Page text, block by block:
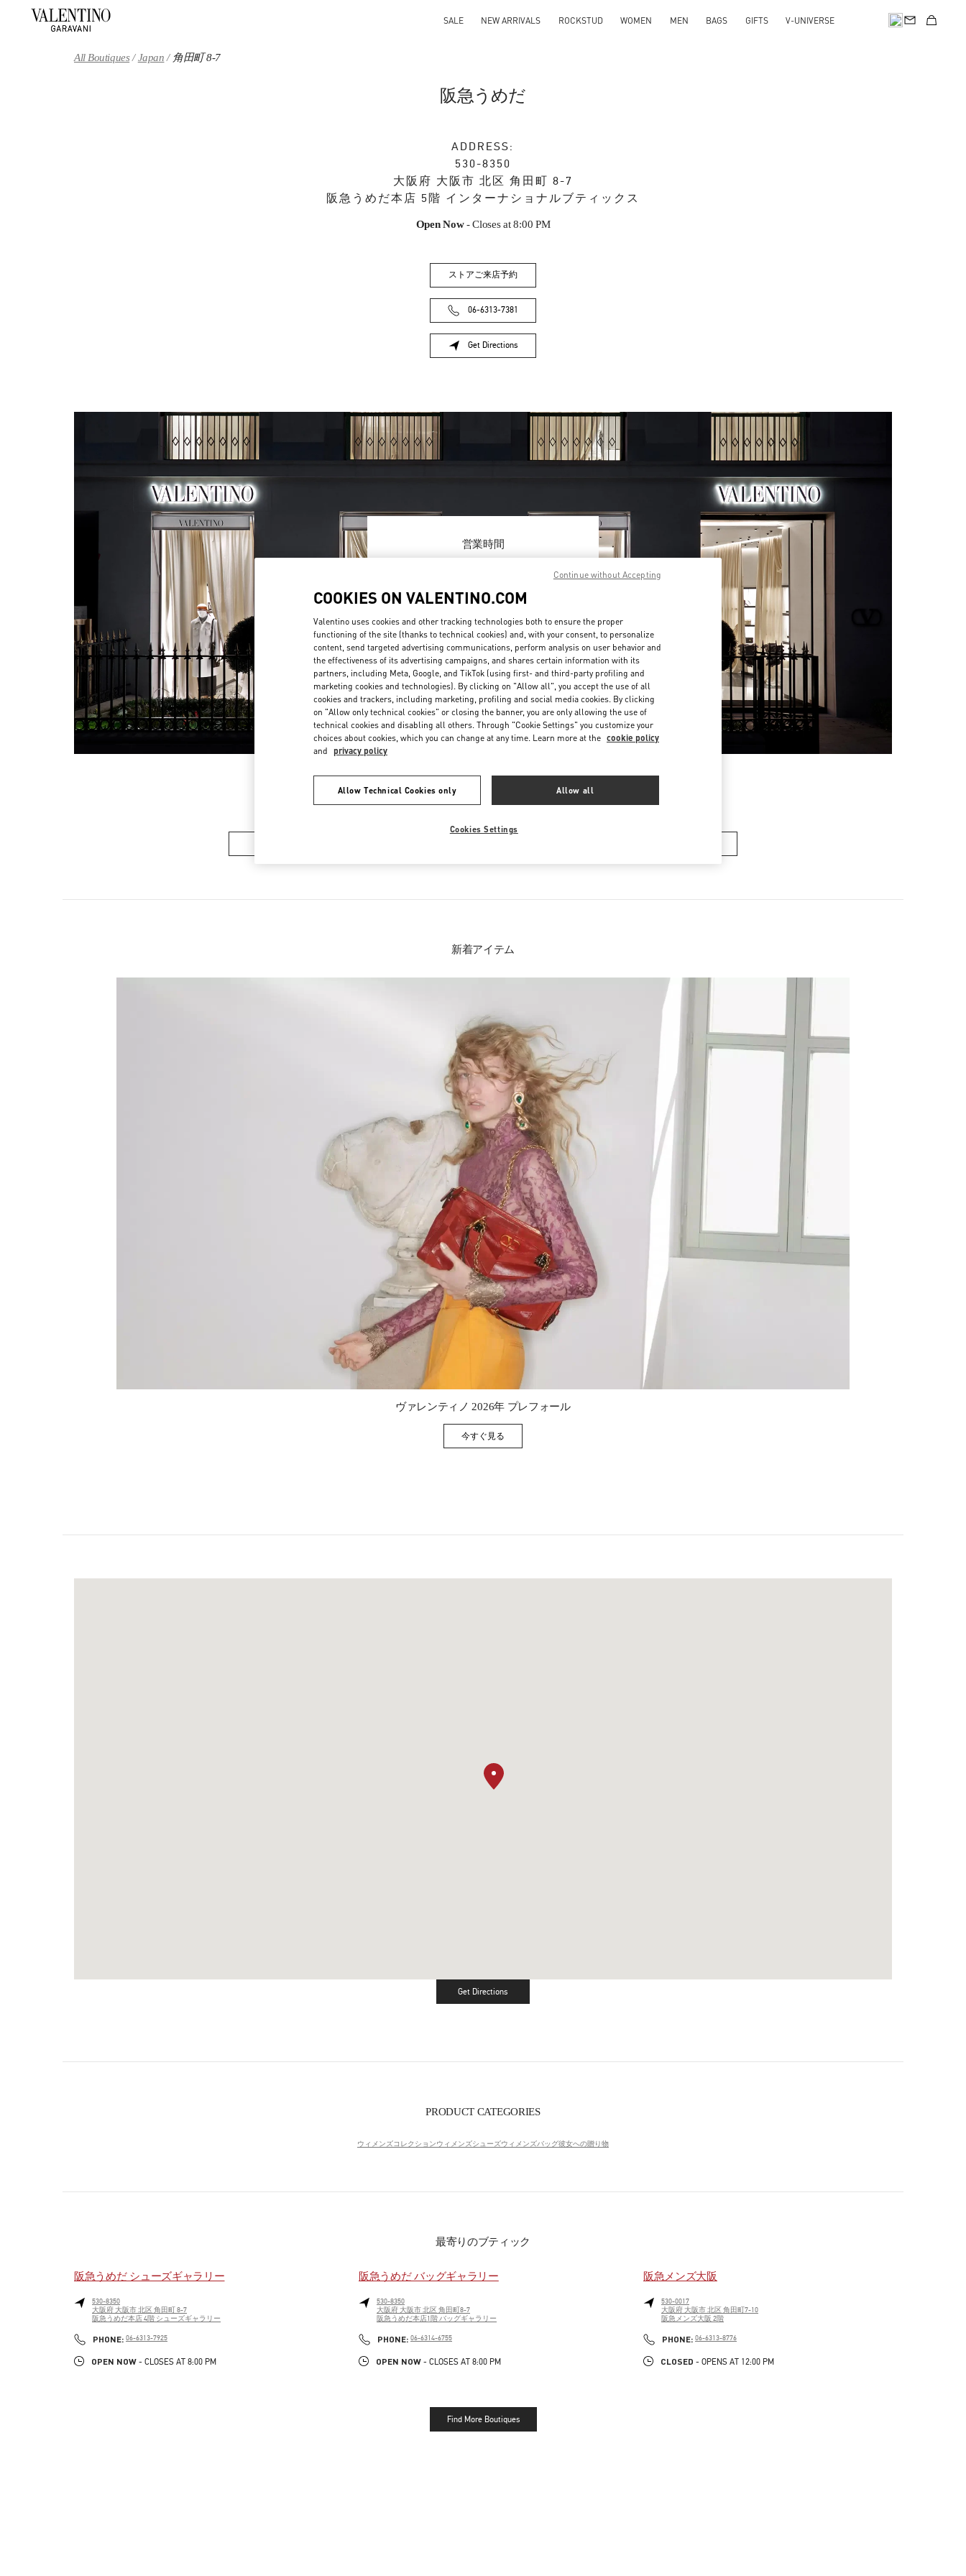
SALE NEW ARRIVALS ROCKSTUD WOMEN MEN BAGS GIFTS V-UNIVERSE
All Boutiques Japan 角田町 8-7
阪急うめだ
ADDRESS:
530-8350
大阪府 大阪市 北区 角田町 8-7
阪急うめだ本店 5階 インターナショナルブティックス
Open Now- Closes at 8:00 PM
ストアご来店予約
06-6313-7381
Get Directions
Link Opens in New Tab
営業時間
8:00 PM
Tuesday
10:00 AM-
Wednesday
10:00 AM-8:00 PM
Thursday 10:00 AM-8:00 PM
Friday 10:00 AM-8:00 PM
Saturday
10:00 AM-8:00 PM
お取り扱い商品
新着アイテム
Link Opens in New Tab
ヴァレンティノ 2026年 プレフォール
今すぐ見るLink Opens in New Tab
Get DirectionsLink Opens in New Tab
PRODUCT CATEGORIES
ウィメンズコレクションウィメンズシューズウィメンズバッグ彼女への贈り物
最寄りのブティック
阪急うめだ シューズギャラリー
530-8350
大阪府 大阪市北区 角田町 8-7
阪急うめだ本店 4階 シューズギャラリー
PHONE: PHONE
06-6313-7925
OPEN NOW - CLOSES AT 8:00 PM
阪急うめだ バッグギャラリー
530-8350
大阪府 大阪市北区 角田町8-7
阪急うめだ本店1階 バッグギャラリー
PHONE: PHONE
06-6314-6755
OPEN NOW - CLOSES AT 8:00 PM
阪急メンズ大阪
530-0017
大阪府 大阪市北区 角田町7-10
阪急メンズ大阪 2階
PHONE: PHONE
06-6313-8776
CLOSED - OPENS AT 12:00 PM
Find More Boutiques
COOKIES ON VALENTINO.COM
Valentino uses cookies and other tracking technologies both to ensure the proper
functioning of the site (thanks to technical cookies) and, with your consent, to personalize
content, send targeted advertising communications, perform analysis on user behavior and
the effectiveness of its advertising campaigns, and shares certain information with its
partners, including Meta, Google, and TikTok (using first- and third-party profiling and
marketing cookies and technologies). By clicking on "Allow all", you accept the use of all
cookies and trackers, including marketing, profiling and social media cookies. By clicking
on "Allow only technical cookies" or closing the banner, you are only allowing the use of
technical cookies and disabling all others. Through "Cookie Settings" you customize your
choices about cookies, which you can change at any time. Learn more at the cookie policy
and privacy policy
Allow Technical Cookies only Allow all
Cookies Settings
Continue without Accepting